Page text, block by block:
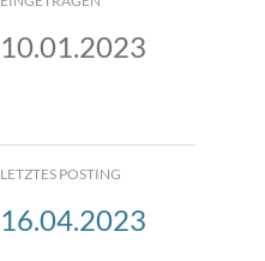
10.01.2023
LETZTES POSTING
16.04.2023